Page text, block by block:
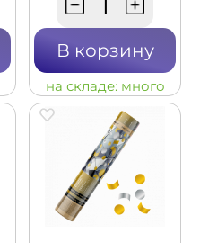
В корзину
на складе: много